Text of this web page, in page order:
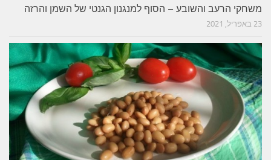
משחקי הרעב והשובע – הסוף למנגנון הגנטי של השמן והרזה
23 באפריל, 2021